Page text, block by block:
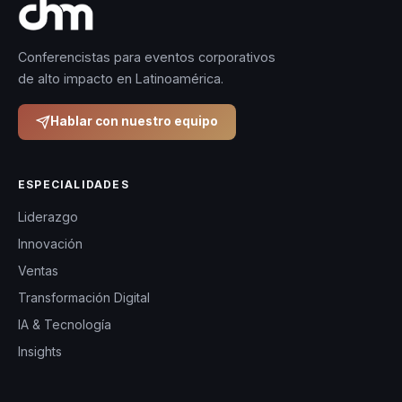
Conferencistas para eventos corporativos
de alto impacto en Latinoamérica.
Hablar con nuestro equipo
ESPECIALIDADES
Liderazgo
Innovación
Ventas
Transformación Digital
IA & Tecnología
Insights